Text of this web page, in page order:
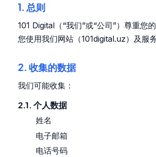
1. 总则
101 Digital（“我们”或“公司”）尊重您
您使用我们网站（101digital.uz）及服
2. 收集的数据
我们可能收集：
2.1. 个人数据
姓名
电子邮箱
电话号码